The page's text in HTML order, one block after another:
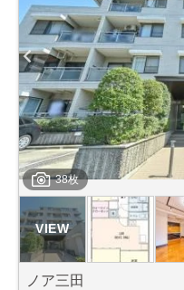
38枚
ノア三田